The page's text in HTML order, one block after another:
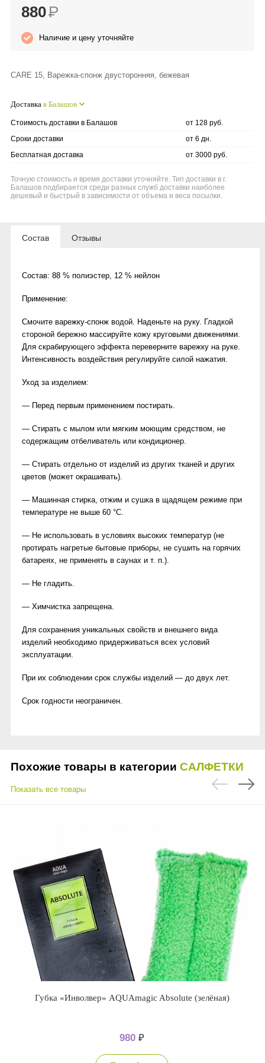
Anny Rey
Intilia
Happy Dew
Enjoy Care
Green Minds
880Р
Наличие и цену уточняйте
CARE 15, Варежка-спонж двусторонняя, бежевая
Доставка в Балашов
Стоимость доставки в Балашов
от 128 руб.
Сроки доставки
от 6 дн.
Бесплатная доставка
от 3000 руб.
Точную стоимость и время доставки уточняйте. Тип доставки в г.
Балашов подбирается среди разных служб доставки наиболее
дешевый и быстрый в зависимости от объема и веса посылки.
Состав Отзывы
Состав: 88 % полиэстер, 12 % нейлон
Применение:
Смочите варежку-спонж водой. Наденьте на руку. Гладкой
стороной бережно массируйте кожу круговыми движениями.
Для скрабирующего эффекта переверните варежку на руке.
Интенсивность воздействия регулируйте силой нажатия.
Уход за изделием:
— Перед первым применением постирать.
— Стирать с мылом или мягким моющим средством, не
содержащим отбеливатель или кондиционер.
— Стирать отдельно от изделий из других тканей и других
цветов (может окрашивать).
— Машинная стирка, отжим и сушка в щадящем режиме при
температуре не выше 60 °C.
— Не использовать в условиях высоких температур (не
протирать нагретые бытовые приборы, не сушить на горячих
батареях, не применять в саунах и т. п.).
— Не гладить.
— Химчистка запрещена.
Для сохранения уникальных свойств и внешнего вида
изделий необходимо придерживаться всех условий
эксплуатации.
При их соблюдении срок службы изделий — до двух лет.
Срок годности неограничен.
Похожие товары в категории САЛФЕТКИ
Показать все товары
Губка «Инволвер» AQUAmagic Absolute (зелёная)
980 ₽